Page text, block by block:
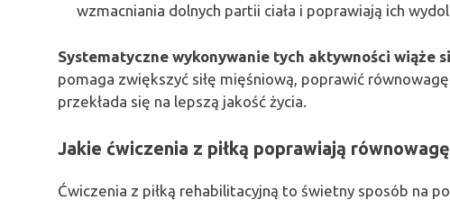
wzmacniania dolnych partii ciała i poprawiają ich
Systematyczne wykonywanie tych aktywności wiąże
pomaga zwiększyć siłę mięśniową, poprawić
przekłada się na lepszą jakość życia.
Jakie ćwiczenia z piłką poprawiają
Ćwiczenia z piłką rehabilitacyjną to świetny sposób na